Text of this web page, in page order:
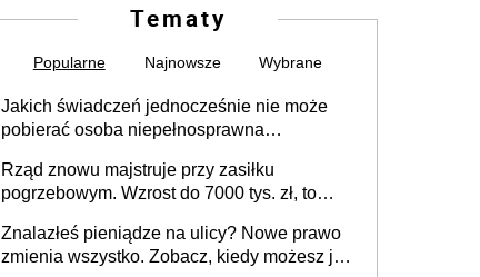
Tematy
Popularne Najnowsze Wybrane
Jakich świadczeń jednocześnie nie może
pobierać osoba niepełnosprawna
Rząd znowu majstruje przy zasiłku
pogrzebowym. Wzrost do 7000 tys. zł, to
Znalazłeś pieniądze na ulicy? Nowe prawo
zmienia wszystko. Zobacz, kiedy możesz je